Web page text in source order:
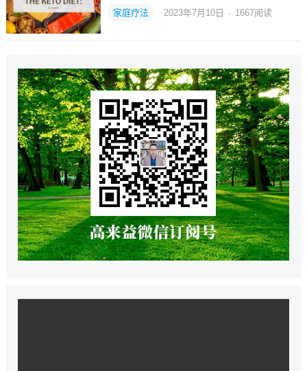
家庭疗法 2023年7月10日 · 1667阅读